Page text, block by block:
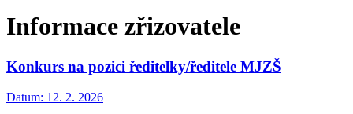
Informace zřizovatele
Konkurs na pozici ředitelky/ředitele MJZŠ
Datum: 12. 2. 2026